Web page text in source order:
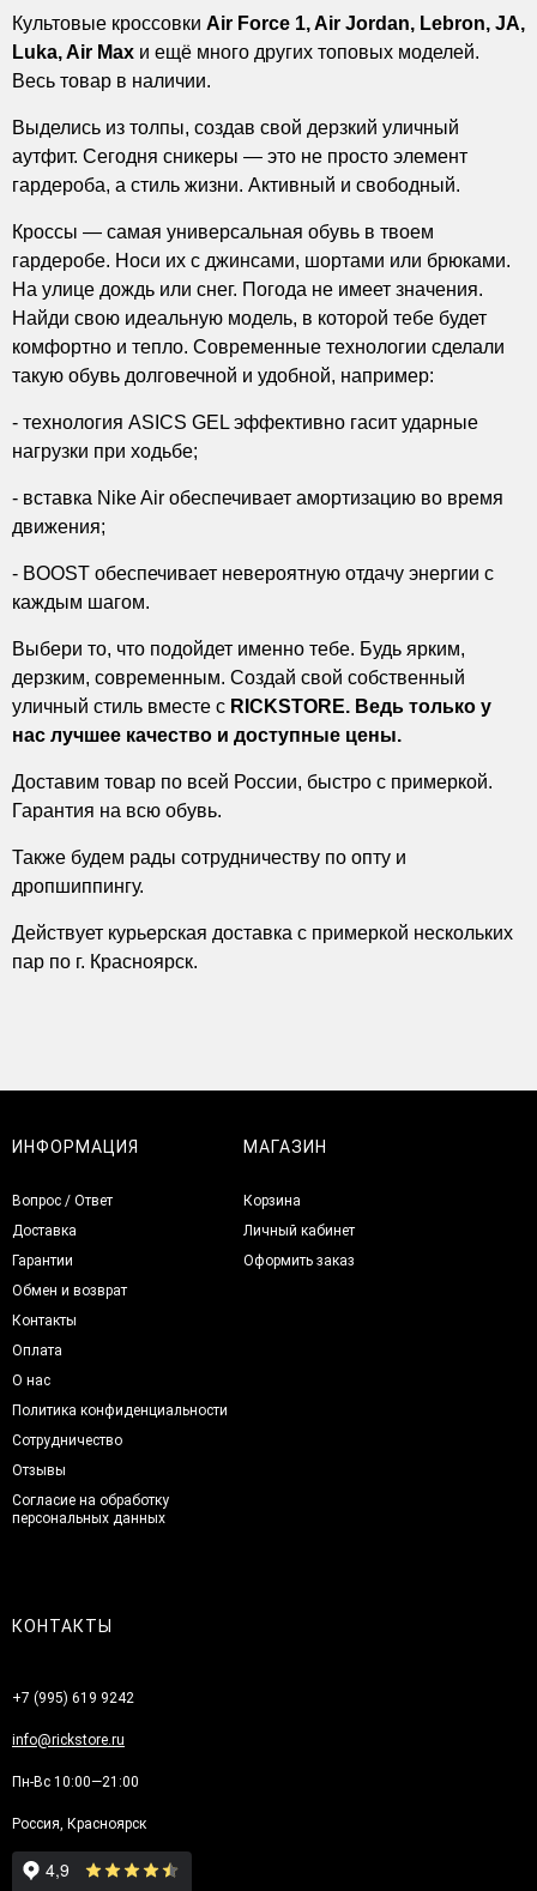
Культовые кроссовки Air Force 1, Air Jordan, Lebron, JA,
Luka, Air Max и ещё много других топовых моделей.
Весь товар в наличии.
Выделись из толпы, создав свой дерзкий уличный
аутфит. Сегодня сникеры — это не просто элемент
гардероба, а стиль жизни. Активный и свободный.
Кроссы — самая универсальная обувь в твоем
гардеробе. Носи их с джинсами, шортами или брюками.
На улице дождь или снег. Погода не имеет значения.
Найди свою идеальную модель, в которой тебе будет
комфортно и тепло. Современные технологии сделали
такую обувь долговечной и удобной, например:
- технология ASICS GEL эффективно гасит ударные
нагрузки при ходьбе;
- вставка Nike Air обеспечивает амортизацию во время
движения;
- BOOST обеспечивает невероятную отдачу энергии с
каждым шагом.
Выбери то, что подойдет именно тебе. Будь ярким,
дерзким, современным. Создай свой собственный
уличный стиль вместе с RICKSTORE. Ведь только у
нас лучшее качество и доступные цены.
Доставим товар по всей России, быстро с примеркой.
Гарантия на всю обувь.
Также будем рады сотрудничеству по опту и
дропшиппингу.
Действует курьерская доставка с примеркой нескольких
пар по г. Красноярск.
ИНФОРМАЦИЯ
Вопрос / Ответ
Доставка
Гарантии
Обмен и возврат
Контакты
Оплата
О нас
Политика конфиденциальности
Сотрудничество
Отзывы
Согласие на обработку
персональных данных
МАГАЗИН
Корзина
Личный кабинет
Оформить заказ
КОНТАКТЫ
+7 (995) 619 9242
info@rickstore.ru
Пн-Вс 10:00—21:00
Россия, Красноярск